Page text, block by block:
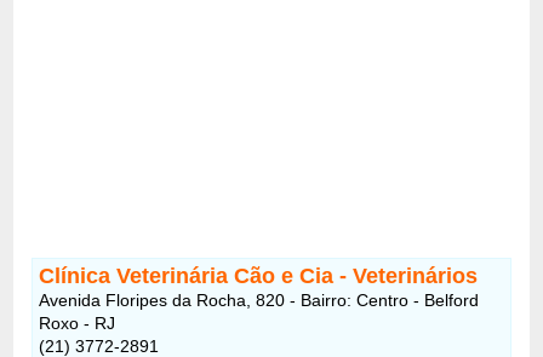
Clínica Veterinária Cão e Cia - Veterinários
Avenida Floripes da Rocha, 820 - Bairro: Centro - Belford
Roxo - RJ
(21) 3772-2891